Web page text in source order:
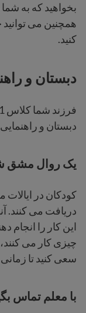
بخواهید که به
همچنین می
کنید.
دبستان و
دبستان و راهنمایی
یک روال مشق
کودکان در ایالات
دریافت می کنند.
این کار را انجام
چیزی کار می کنند،
سعی کنید تا زمانی
با معلم تماس